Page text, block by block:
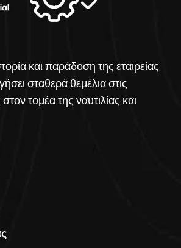
και παράδοση της εταιρείας
σταθερά θεμέλια στις
τομέα της ναυτιλίας και